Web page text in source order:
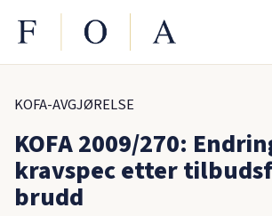
KOFA-AVGJØRELSE
KOFA 2009/270:
kravspec etter
brudd